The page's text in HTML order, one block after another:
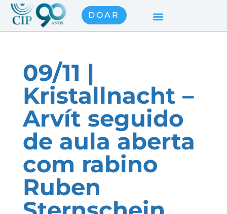
DOAR
09/11 |
Kristallnacht –
Arvít seguido
de aula aberta
com rabino
Ruben